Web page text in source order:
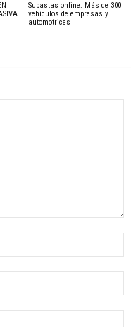
Subastas online. Más de 300
vehículos de empresas y
automotrices